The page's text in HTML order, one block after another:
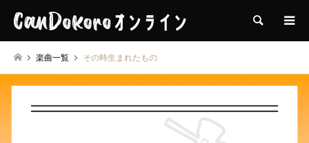
検索
楽曲一覧 その時生まれたもの